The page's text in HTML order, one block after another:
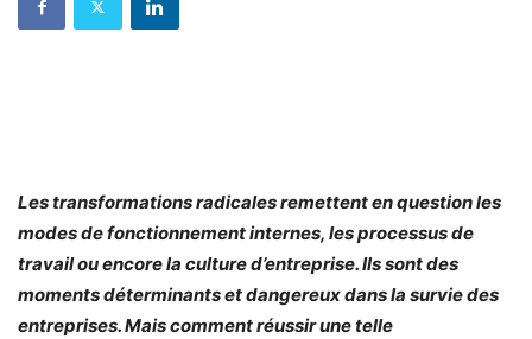
Les transformations radicales remettent en question les
modes de fonctionnement internes, les processus de
travail ou encore la culture d’entreprise. Ils sont des
moments déterminants et dangereux dans la survie des
entreprises. Mais comment réussir une telle